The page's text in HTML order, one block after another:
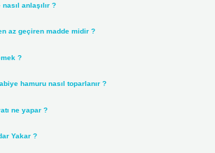
anlaşılır ?
az geçiren madde midir ?
?
hamuru nasıl toparlanır ?
ne yapar ?
Yakar ?